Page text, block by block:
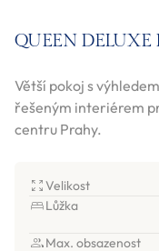
QUEEN DELUXE
Větší pokoj s
řešeným interiérem
centru Prahy.
Velikost
Lůžka
Max. obsazenost